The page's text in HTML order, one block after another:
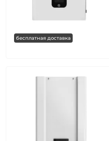
бесплатная доставка